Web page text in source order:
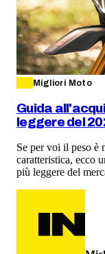
Migliori Moto
Guida
leggere del
Se per voi il peso è
caratteristica, ecco
più leggere del